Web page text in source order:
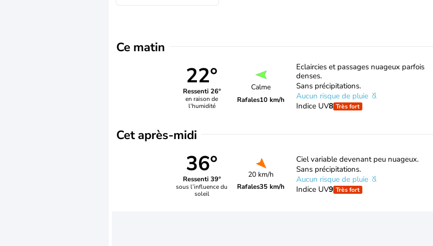
Ce matin
22°
Ressenti 26°
en raison de
l'humidité
Calme
Rafales10 km/h
Eclaircies et passages nuageux parfois
denses.
Sans précipitations.
Aucun risque de pluie
Indice UV8 Très fort
Cet après-midi
36°
Ressenti 39°
sous l’influence du
soleil
20 km/h
Rafales35 km/h
Ciel variable devenant peu nuageux.
Sans précipitations.
Aucun risque de pluie
Indice UV9 Très fort